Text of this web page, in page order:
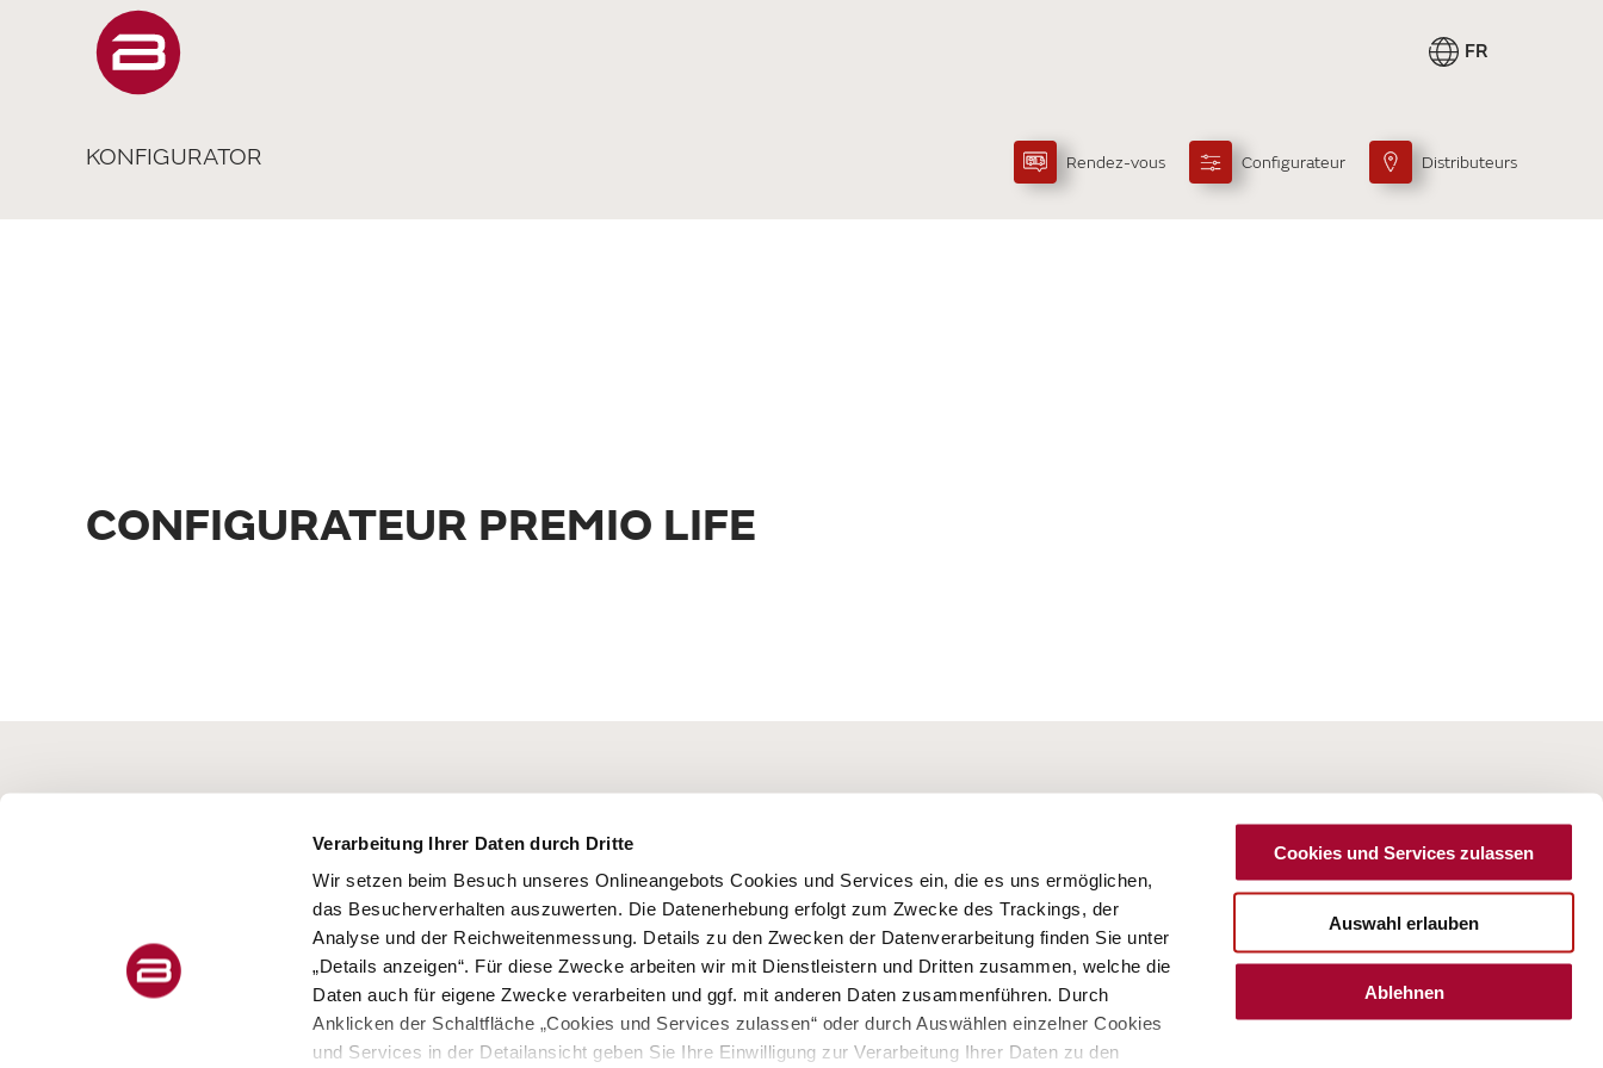
Verarbeitung Ihrer Daten durch Dritte
Wir setzen beim Besuch unseres Onlineangebots Cookies und Services ein, die es uns ermöglichen,
das Besucherverhalten auszuwerten. Die Datenerhebung erfolgt zum Zwecke des Trackings, der
Analyse und der Reichweitenmessung. Details zu den Zwecken der Datenverarbeitung finden Sie unter
„Details anzeigen“. Für diese Zwecke arbeiten wir mit Dienstleistern und Dritten zusammen, welche die
Daten auch für eigene Zwecke verarbeiten und ggf. mit anderen Daten zusammenführen. Durch
Anklicken der Schaltfläche „Cookies und Services zulassen“ oder durch Auswählen einzelner Cookies
und Services in der Detailansicht geben Sie Ihre Einwilligung zur Verarbeitung Ihrer Daten zu den
Cookies und Services zulassen
Auswahl erlauben
Ablehnen
FR
KONFIGURATOR Rendez-vous Configurateur Distributeurs
CONFIGURATEUR PREMIO LIFE
Mentions légales Informations relatives aux poids Protection des données Cookies
© Copyright Bürstner GmbH & Co. KG –
Wohnfühlen seit 1958